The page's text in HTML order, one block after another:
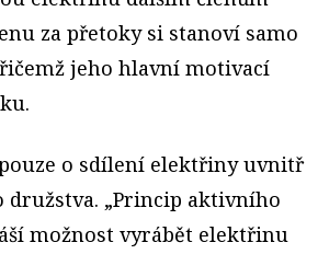
za přetoky si stanoví samo
jeho hlavní motivací
o sdílení elektřiny uvnitř
„Princip aktivního
možnost vyrábět elektřinu